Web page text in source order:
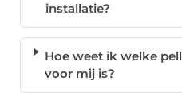
installatie?
Hoe weet ik welke
voor mij is?